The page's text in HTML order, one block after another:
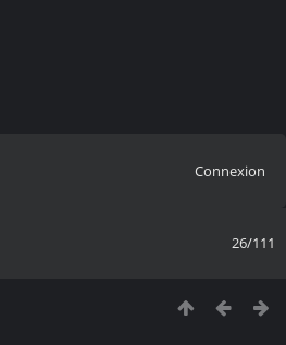
Connexion
26/111